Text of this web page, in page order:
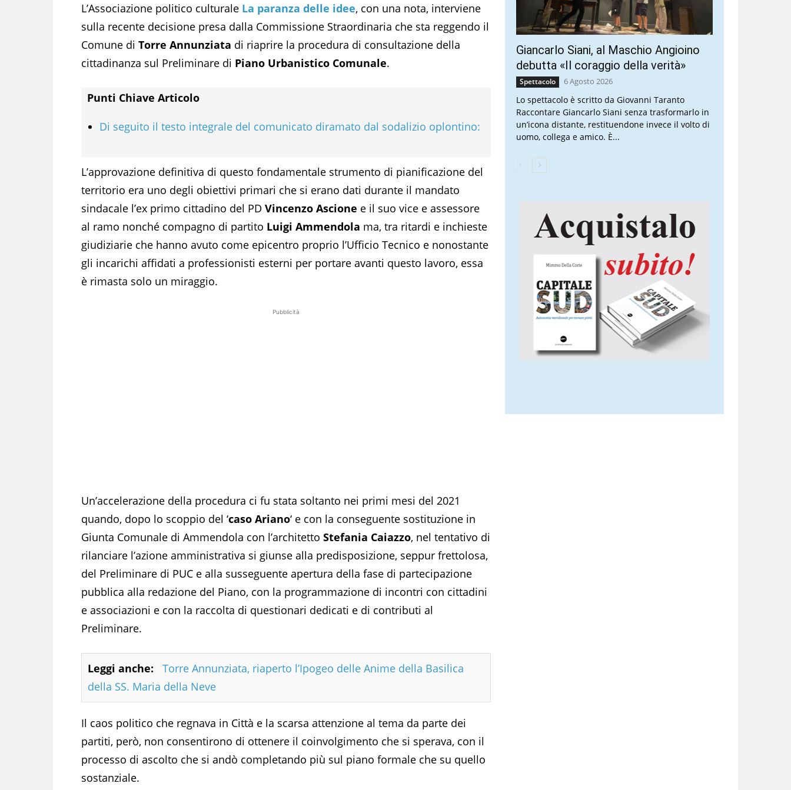
L’Associazione politico culturale La paranza delle idee, con una nota, interviene
sulla recente decisione presa dalla Commissione Straordinaria che sta reggendo il
Comune di Torre Annunziata di riaprire la procedura di consultazione della
cittadinanza sul Preliminare di Piano Urbanistico Comunale.
Punti Chiave Articolo
Di seguito il testo integrale del comunicato diramato dal sodalizio oplontino:
L’approvazione definitiva di questo fondamentale strumento di pianificazione del
territorio era uno degli obiettivi primari che si erano dati durante il mandato
sindacale l’ex primo cittadino del PD Vincenzo Ascione e il suo vice e assessore
al ramo nonché compagno di partito Luigi Ammendola ma, tra ritardi e inchieste
giudiziarie che hanno avuto come epicentro proprio l’Ufficio Tecnico e nonostante
gli incarichi affidati a professionisti esterni per portare avanti questo lavoro, essa
è rimasta solo un miraggio.
Pubblicità
Un’accelerazione della procedura ci fu stata soltanto nei primi mesi del 2021
quando, dopo lo scoppio del ‘caso Ariano‘ e con la conseguente sostituzione in
Giunta Comunale di Ammendola con l’architetto Stefania Caiazzo, nel tentativo di
rilanciare l’azione amministrativa si giunse alla predisposizione, seppur frettolosa,
del Preliminare di PUC e alla susseguente apertura della fase di partecipazione
pubblica alla redazione del Piano, con la programmazione di incontri con cittadini
e associazioni e con la raccolta di questionari dedicati e di contributi al
Preliminare.
Leggi anche:
Torre Annunziata, riaperto l’Ipogeo delle Anime della Basilica
della SS. Maria della Neve
Il caos politico che regnava in Città e la scarsa attenzione al tema da parte dei
partiti, però, non consentirono di ottenere il coinvolgimento che si sperava, con il
processo di ascolto che si andò completando più sul piano formale che su quello
sostanziale.
Giancarlo Siani, al Maschio Angioino
debutta «Il coraggio della verità»
Spettacolo 6 Agosto 2026
Lo spettacolo è scritto da Giovanni Taranto
Raccontare Giancarlo Siani senza trasformarlo in
un’icona distante, restituendone invece il volto di
uomo, collega e amico. È...